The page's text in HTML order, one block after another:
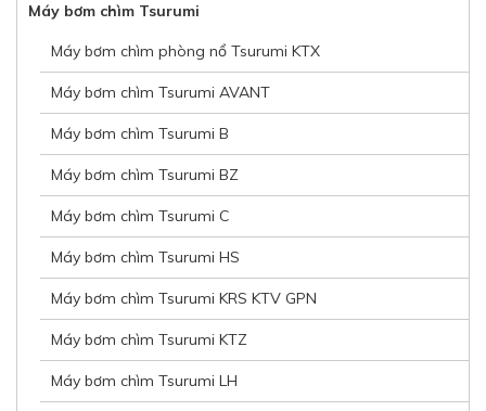
Máy bơm chìm Tsurumi
Máy bơm chìm phòng nổ Tsurumi KTX
Máy bơm chìm Tsurumi AVANT
Máy bơm chìm Tsurumi B
Máy bơm chìm Tsurumi BZ
Máy bơm chìm Tsurumi C
Máy bơm chìm Tsurumi HS
Máy bơm chìm Tsurumi KRS KTV GPN
Máy bơm chìm Tsurumi KTZ
Máy bơm chìm Tsurumi LH